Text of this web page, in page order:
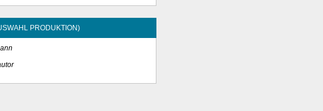
PRODUKTION)